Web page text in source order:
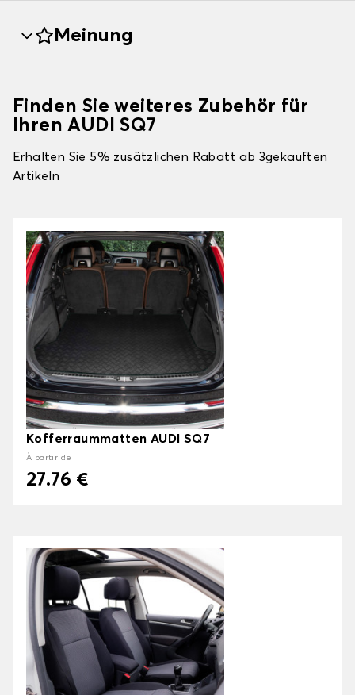
Meinung
Finden Sie weiteres Zubehör für
Ihren AUDI SQ7
Erhalten Sie 5% zusätzlichen Rabatt ab 3gekauften
Artikeln
Kofferraummatten AUDI SQ7
À partir de
27.76 €